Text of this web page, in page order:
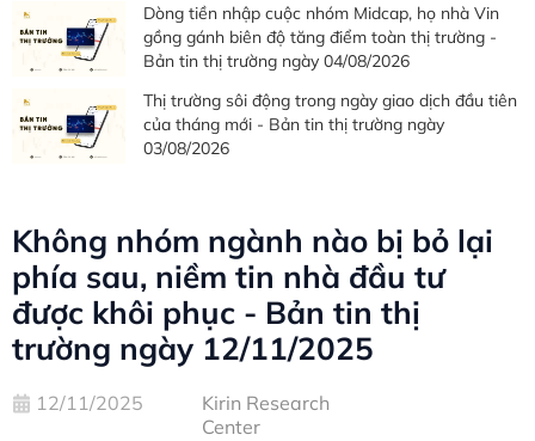
Không nhóm ngành nào bị bỏ lại
phía sau, niềm tin nhà đầu tư
được khôi phục - Bản tin thị
trường ngày 12/11/2025
12/11/2025
Kirin Research
Center
Dòng tiền nhập cuộc nhóm Midcap, họ nhà Vin
gồng gánh biên độ tăng điểm toàn thị trường -
Bản tin thị trường ngày 04/08/2026
Thị trường sôi động trong ngày giao dịch đầu tiên
của tháng mới - Bản tin thị trường ngày
03/08/2026